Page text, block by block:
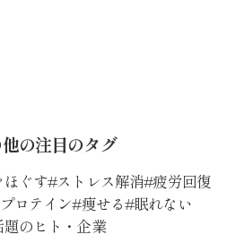
の注目のタグ
ぐす ストレス解消 疲労回復
プロテイン 痩せる 眠れない
題のヒト・企業